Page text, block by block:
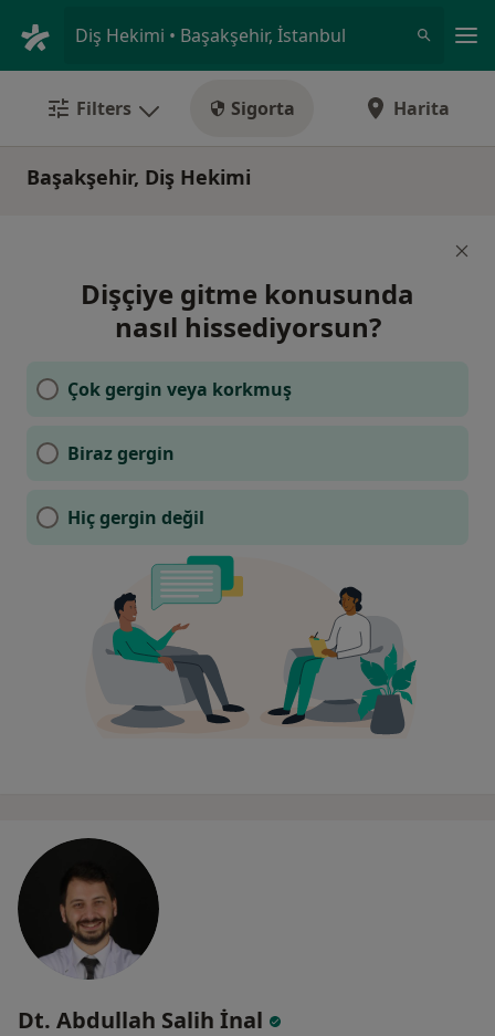
Diş Hekimi • Başakşehir, İstanbul
Filters Sigorta Harita
Başakşehir, Diş Hekimi
Dişçiye gitme konusunda
nasıl hissediyorsun?
Çok gergin veya korkmuş
Biraz gergin
Hiç gergin değil
Dt. Abdullah Salih İnal